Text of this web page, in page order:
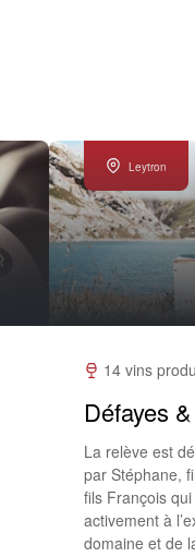
Leytron
14 vins
Défayes
La relève est
par Stéphane,
fils François
activement à
domaine et de